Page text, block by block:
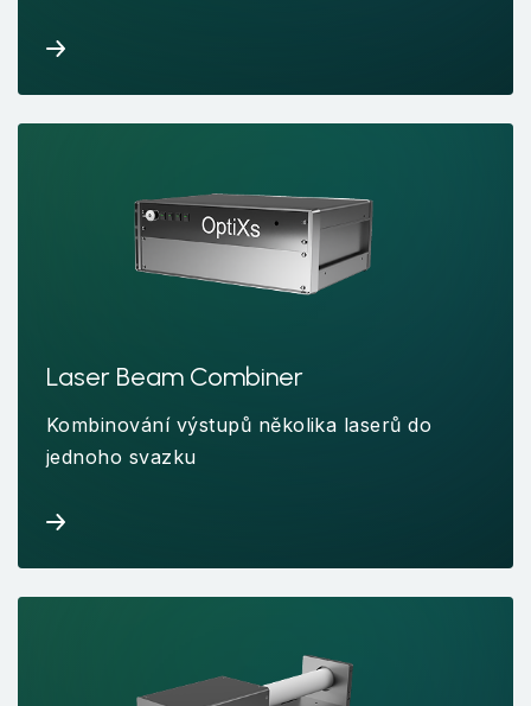
Laser Beam Combiner
Kombinování výstupů několika laserů do
jednoho svazku